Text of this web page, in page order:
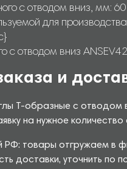
с отводом вниз, мм: 60
для
с отводом вниз
и
Т-образные с
на нужное
товары отгружаем в
доставки, уточнить по